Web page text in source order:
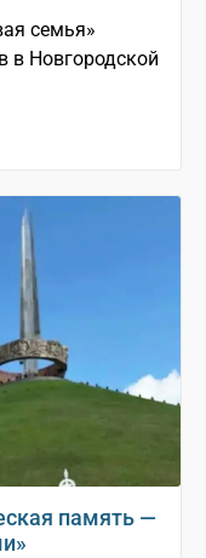
семья»
в Новгородской
память —